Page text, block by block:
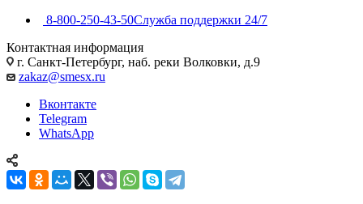
8-800-250-43-50Служба поддержки 24/7
Контактная информация
г. Санкт-Петербург, наб. реки Волковки, д.9
zakaz@smesx.ru
Вконтакте
Telegram
WhatsApp